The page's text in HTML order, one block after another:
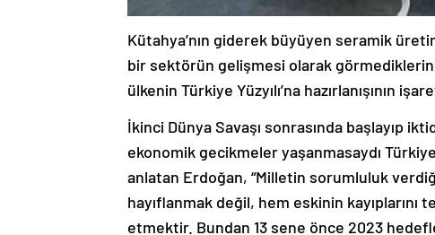
Kütahya’nın giderek büyüyen seramik
bir sektörün gelişmesi olarak
ülkenin Türkiye Yüzyılı’na hazırlanışının
İkinci Dünya Savaşı sonrasında başlayıp
ekonomik gecikmeler yaşanmasaydı
anlatan Erdoğan, “Milletin sorumluluk
hayıflanmak değil, hem eskinin
etmektir. Bundan 13 sene önce 2023